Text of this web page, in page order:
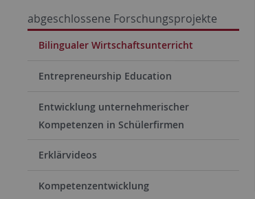
abgeschlossene Forschungsprojekte
Bilingualer Wirtschaftsunterricht
Entrepreneurship Education
Entwicklung unternehmerischer
Kompetenzen in Schülerfirmen
Erklärvideos
Kompetenzentwicklung